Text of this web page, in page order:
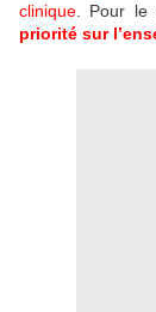
clinique . Pour
priorité sur